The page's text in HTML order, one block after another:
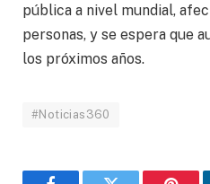
pública a nivel mundial,
personas, y se espera que
los próximos años.
#Noticias360